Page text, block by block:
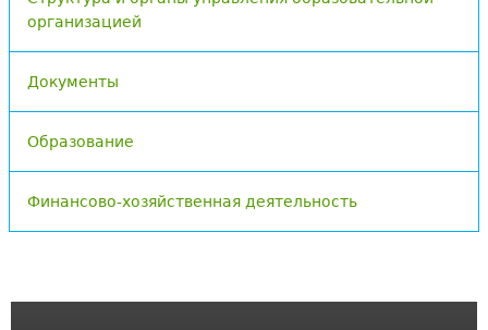
организацией
Документы
Образование
Финансово-хозяйственная деятельность